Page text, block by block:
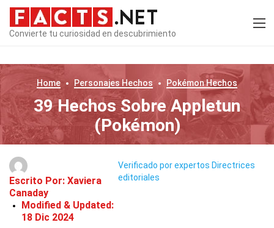
Convierte tu curiosidad en descubrimiento
Home Personajes Hechos PokémonHechos
39 Hechos Sobre Appletun
(Pokémon)
Escrito Por: Xaviera
Canaday
Modified & Updated:
18 Dic 2024
Verificado por expertos Directrices
editoriales